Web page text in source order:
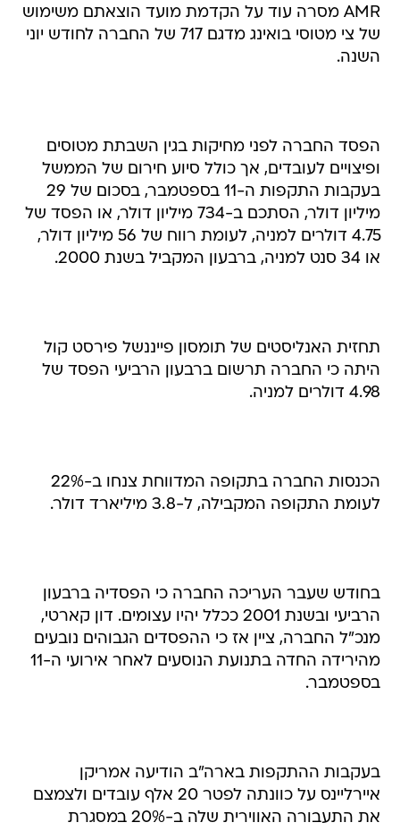
AMR מסרה עוד על הקדמת מועד הוצאתם משימוש
של צי מטוסי בואינג מדגם 717 של החברה לחודש יוני
השנה.
הפסד החברה לפני מחיקות בגין השבתת מטוסים
ופיצויים לעובדים, אך כולל סיוע חירום של הממשל
בעקבות התקפות ה-11 בספטמבר, בסכום של 29
מיליון דולר, הסתכם ב-734 מיליון דולר, או הפסד של
4.75 דולרים למניה, לעומת רווח של 56 מיליון דולר,
או 34 סנט למניה, ברבעון המקביל בשנת 2000.
תחזית האנליסטים של תומסון פייננשל פירסט קול
היתה כי החברה תרשום ברבעון הרביעי הפסד של
4.98 דולרים למניה.
הכנסות החברה בתקופה המדווחת צנחו ב-22%
לעומת התקופה המקבילה, ל-3.8 מיליארד דולר.
בחודש שעבר העריכה החברה כי הפסדיה ברבעון
הרביעי ובשנת 2001 ככלל יהיו עצומים. דון קארטי,
מנכ"ל החברה, ציין אז כי ההפסדים הגבוהים נובעים
מהירידה החדה בתנועת הנוסעים לאחר אירועי ה-11
בספטמבר.
בעקבות ההתקפות בארה"ב הודיעה אמריקן
איירליינס על כוונתה לפטר 20 אלף עובדים ולצמצם
את התעבורה האווירית שלה ב-20% במסגרת